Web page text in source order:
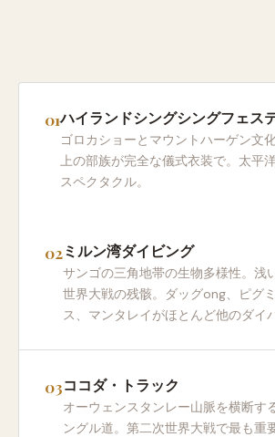
ハイランドシングシングフェス
ゴロカショーとマウントハーゲン文
上の部族が完全な儀式衣装で。太平洋
スペクタクル。
ミルン湾ダイビング
サンゴの三角地帯の生物多様性。浅
世界大戦の残骸。ダッグong、ピグミ
ス、マンタレイがほとんど他のダイ
ココダ・トラック
オーウェンスタンレー山脈を横断す
ングル道。第二次世界大戦で最も重